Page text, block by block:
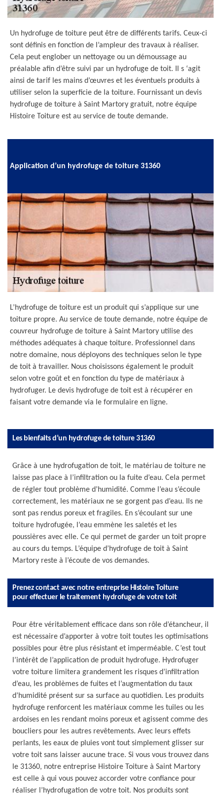
Un hydrofuge de toiture peut être de différents tarifs. Ceux-ci
sont définis en fonction de l’ampleur des travaux à réaliser.
Cela peut englober un nettoyage ou un démoussage au
préalable afin d’être suivi par un hydrofuge de toit. Il s ‘agit
ainsi de tarif les mains d’œuvres et les éventuels produits à
utiliser selon la superficie de la toiture. Fournissant un devis
hydrofuge de toiture à Saint Martory gratuit, notre équipe
Histoire Toiture est au service de toute demande.
Application d’un hydrofuge de toiture 31360
L’hydrofuge de toiture est un produit qui s’applique sur une
toiture propre. Au service de toute demande, notre équipe de
couvreur hydrofuge de toiture à Saint Martory utilise des
méthodes adéquates à chaque toiture. Professionnel dans
notre domaine, nous déployons des techniques selon le type
de toit à travailler. Nous choisissons également le produit
selon votre goût et en fonction du type de matériaux à
hydrofuger. Le devis hydrofuge de toit est à récupérer en
faisant votre demande via le formulaire en ligne.
Les bienfaits d’un hydrofuge de toiture 31360
Grâce à une hydrofugation de toit, le matériau de toiture ne
laisse pas place à l’infiltration ou la fuite d’eau. Cela permet
de régler tout problème d’humidité. Comme l’eau s’écoule
correctement, les matériaux ne se gorgent pas d’eau. Ils ne
sont pas rendus poreux et fragiles. En s’écoulant sur une
toiture hydrofugée, l’eau emmène les saletés et les
poussières avec elle. Ce qui permet de garder un toit propre
au cours du temps. L’équipe d’hydrofuge de toit à Saint
Martory reste à l’écoute de vos demandes.
Prenez contact avec notre entreprise Histoire Toiture
pour effectuer le traitement hydrofuge de votre toit
Pour être véritablement efficace dans son rôle d’étancheur, il
est nécessaire d’apporter à votre toit toutes les optimisations
possibles pour être plus résistant et imperméable. C’est tout
l’intérêt de l’application de produit hydrofuge. Hydrofuger
votre toiture limitera grandement les risques d’infiltration
d’eau, les problèmes de fuites et l’augmentation du taux
d’humidité présent sur sa surface au quotidien. Les produits
hydrofuge renforcent les matériaux comme les tuiles ou les
ardoises en les rendant moins poreux et agissent comme des
boucliers pour les autres revêtements. Avec leurs effets
perlants, les eaux de pluies vont tout simplement glisser sur
votre toit sans laisser aucune trace. Si vous vous trouvez dans
le 31360, notre entreprise Histoire Toiture à Saint Martory
est celle à qui vous pouvez accorder votre confiance pour
réaliser l’hydrofugation de votre toit. Nos produits sont